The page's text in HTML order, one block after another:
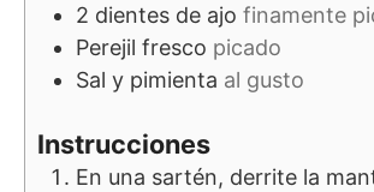
2 dientes de ajo finamente
Perejil fresco picado
Sal y pimienta al gusto
Instrucciones
En una sartén, derrite la